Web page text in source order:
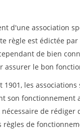
d'une association
règle est édictée
de bien
assurer le bon
1901, les
son
de
règles de